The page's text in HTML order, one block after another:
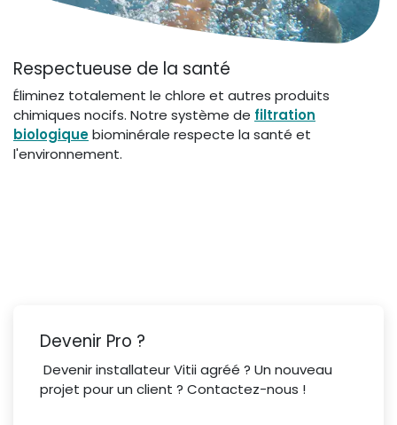
Respectueuse de la santé
Éliminez totalement le chlore et autres produits
chimiques nocifs. Notre système de filtration
biologiquebiominérale respecte la santé et
l'environnement.
Devenir Pro ?
Devenir installateur Vitii agréé ? Un nouveau
projet pour un client ? Contactez-nous !